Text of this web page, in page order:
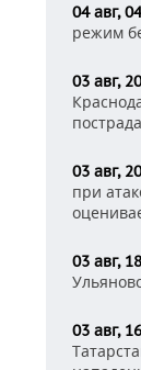
04 авг,
режим
03 авг,
03 авг,
при
03 авг,
03 авг,